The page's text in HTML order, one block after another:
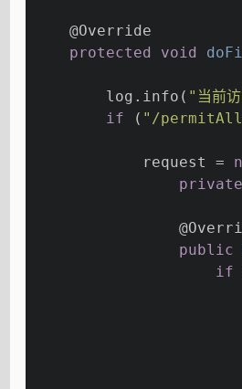
@Override
protected
void
        log.info(
"当前
if ( "/
            request =
private
public
if